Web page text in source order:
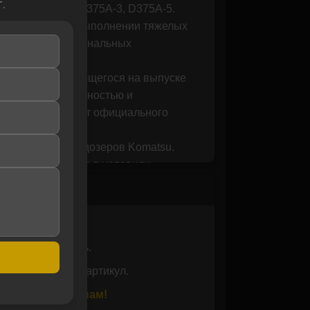
D375A-2, D375A-3, D375A-5.
важно при выполнении тяжелых
оригинальных
специализирующегося на выпуске
долговечностью и
поступают от официального
подделки.
ремонта бульдозеров Komatsu.
службы даже в условиях
и надежность комплектующих для
совместимость.
проверить артикул.
позвоните нам!